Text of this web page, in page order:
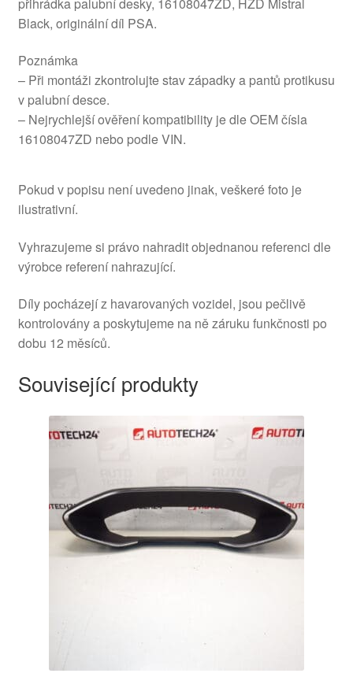
Black, originální díl PSA.
Poznámka
– Při montáži zkontrolujte stav západky a pantů protikusu
v palubní desce.
– Nejrychlejší ověření kompatibility je dle OEM čísla
16108047ZD nebo podle VIN.
Pokud v popisu není uvedeno jinak, veškeré foto je
ilustrativní.
Vyhrazujeme si právo nahradit objednanou referenci dle
výrobce referení nahrazující.
Díly pocházejí z havarovaných vozidel, jsou pečlivě
kontrolovány a poskytujeme na ně záruku funkčnosti po
dobu 12 měsíců.
Související produkty